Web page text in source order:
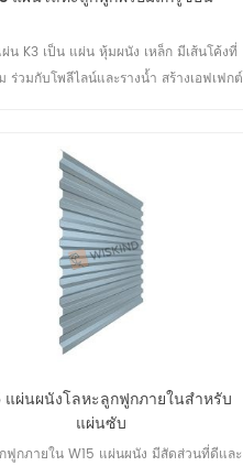
ผ่น K3 เป็น แผ่น หุ้มผนัง เหล็ก มีเส้นโค้งที่
ร่วมกับโพลีไลน์และรางน้ำ สร้างเอฟเฟกต์
รงสร้างปลั๊กอินที่ซ่อนไว้ สร้างเอฟเฟกต์ภาพ
ปลี่ยนแปลงที่ไร้รอยต่อ เหมาะสำหรับใช้กับ
แผงแซนวิ ช
แผ่นผนังโลหะลูกฟูกภายในสำหรับ
แผ่นซับ
ฟูกภายใน W15 แผ่นผนัง มีสัดส่วนที่ดีและ